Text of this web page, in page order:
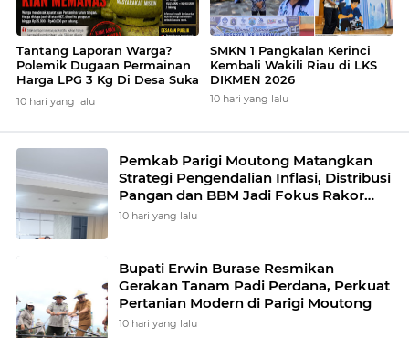
Tantang Laporan Warga?
Polemik Dugaan Permainan
Harga LPG 3 Kg Di Desa Suka
Desak Sparat Bertindak.
10 hari yang lalu
SMKN 1 Pangkalan Kerinci
Kembali Wakili Riau di LKS
DIKMEN 2026
10 hari yang lalu
Pemkab Parigi Moutong Matangkan
Strategi Pengendalian Inflasi, Distribusi
Pangan dan BBM Jadi Fokus Rakor
Kemendagri
10 hari yang lalu
Bupati Erwin Burase Resmikan
Gerakan Tanam Padi Perdana, Perkuat
Pertanian Modern di Parigi Moutong
10 hari yang lalu